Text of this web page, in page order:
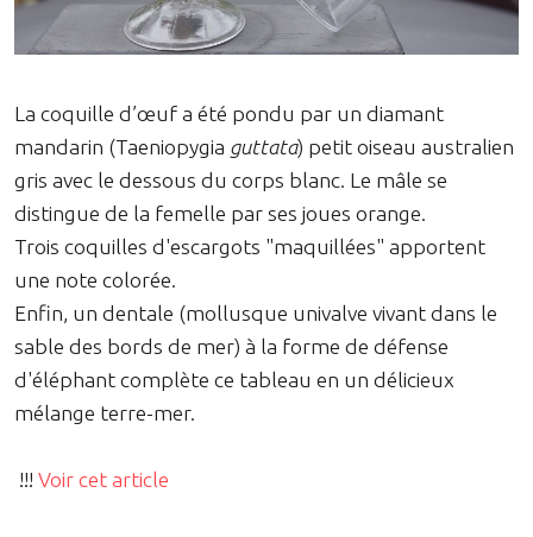
La coquille d’œuf a été pondu par un diamant
mandarin (Taeniopygia guttata) petit oiseau australien
gris avec le dessous du corps blanc. Le mâle se
distingue de la femelle par ses joues orange.
Trois coquilles d'escargots "maquillées" apportent
une note colorée.
Enfin, un dentale (mollusque univalve vivant dans le
sable des bords de mer) à la forme de défense
d'éléphant complète ce tableau en un délicieux
mélange terre-mer.
!!! Voir cet article